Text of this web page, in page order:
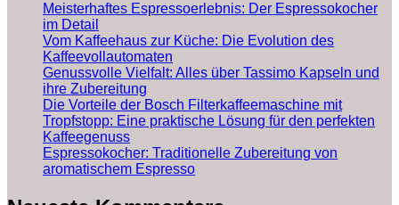
Meisterhaftes Espressoerlebnis: Der Espressokocher
im Detail
Vom Kaffeehaus zur Küche: Die Evolution des
Kaffeevollautomaten
Genussvolle Vielfalt: Alles über Tassimo Kapseln und
ihre Zubereitung
Die Vorteile der Bosch Filterkaffeemaschine mit
Tropfstopp: Eine praktische Lösung für den perfekten
Kaffeegenuss
Espressokocher: Traditionelle Zubereitung von
aromatischem Espresso